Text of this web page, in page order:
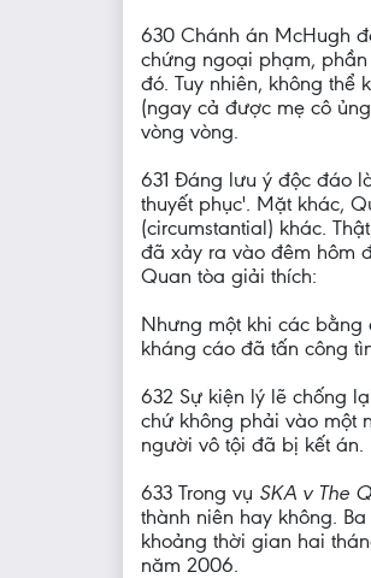
630 Chánh án McHugh
chứng ngoại phạm, phần
đó. Tuy nhiên, không
(ngay cả được mẹ cô
vòng vòng.
631 Đáng lưu ý độc đáo
thuyết phục'. Mặt khác,
(circumstantial) khác.
đã xảy ra vào đêm hôm
Quan tòa giải thích:
Nhưng một khi các
kháng cáo đã tấn công
632 Sự kiện lý lẽ chống
chứ không phải vào một
người vô tội đã bị kết án.
633 Trong vụ SKA v The
thành niên hay không.
khoảng thời gian hai
năm 2006.